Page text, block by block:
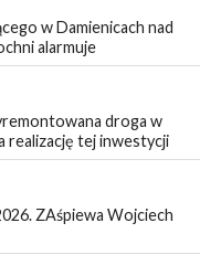
w Damienicach nad
alarmuje
droga w
realizację tej inwestycji
ZAśpiewa Wojciech